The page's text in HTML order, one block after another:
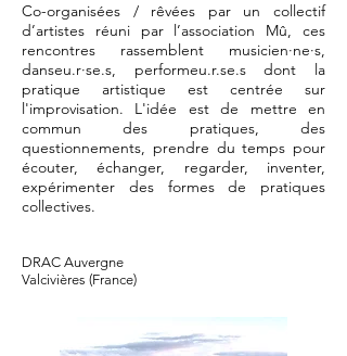
Co-organisées / rêvées par un collectif
d’artistes réuni par l’association Mû, ces
rencontres rassemblent musicien·ne·s,
danseu.r·se.s, performeu.r.se.s dont la
pratique artistique est centrée sur
l'improvisation. L'idée est de mettre en
commun des pratiques, des
questionnements, prendre du temps pour
écouter, échanger, regarder, inventer,
expérimenter des formes de pratiques
collectives.
DRAC Auvergne
Valcivières (France)